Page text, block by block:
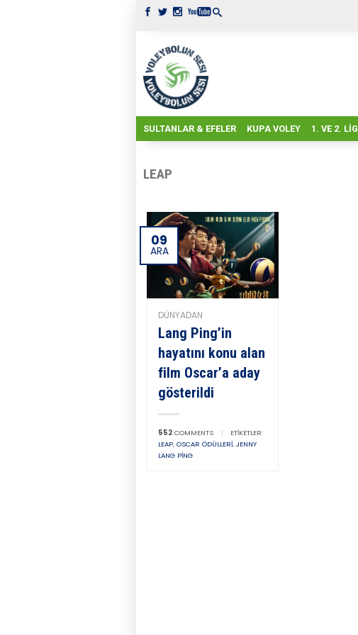
SULTANLAR & EFELER KUPA VOLEY 1. VE 2. LIG
LEAP
09
ARA
DÜNYADAN
Lang Ping’in
hayatını konu alan
film Oscar’a aday
gösterildi
552 COMMENTS |
ETIKETLER:
LEAP, OSCAR ÖDÜLLERI, JENNY
LANG PING